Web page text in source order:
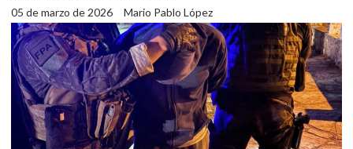
Mario Pablo López
05 de marzo de 2026